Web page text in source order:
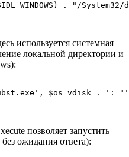
. "/
используется системная
локальной директории и
$os_vdisk .
позволяет запустить
ожидания ответа):